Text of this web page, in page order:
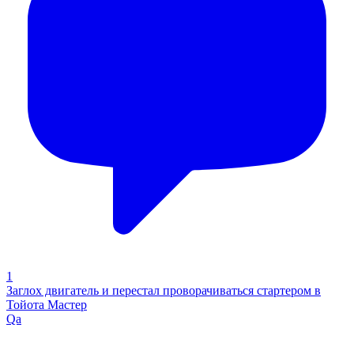
1
Заглох двигатель и перестал проворачиваться стартером в
Тойота Мастер
Qa